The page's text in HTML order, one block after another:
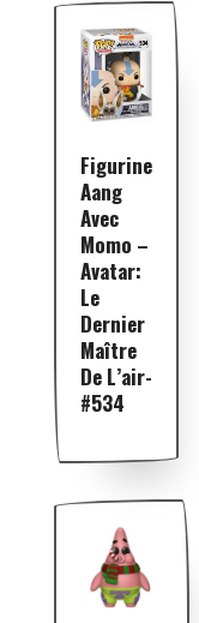
Figurine
Aang
Avec
Momo –
Avatar:
Le
Dernier
Maître
De L’air-
#534